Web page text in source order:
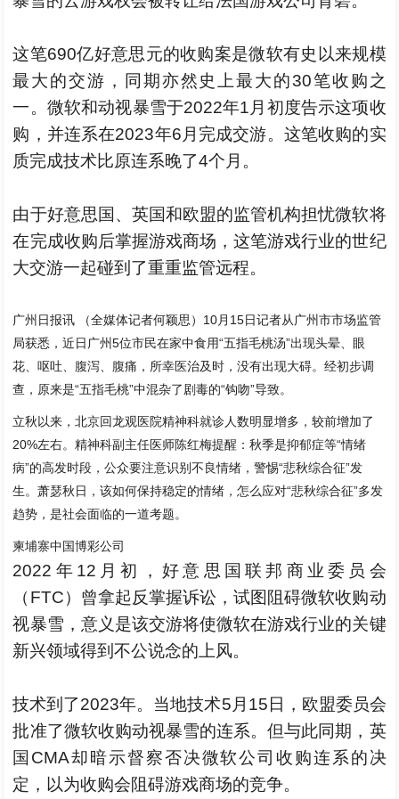
这笔690亿好意思元的收购案是微软有史以来规模
最大的交游，同期亦然史上最大的30笔收购之
一。微软和动视暴雪于2022年1月初度告示这项收
购，并连系在2023年6月完成交游。这笔收购的实
质完成技术比原连系晚了4个月。
由于好意思国、英国和欧盟的监管机构担忧微软将
在完成收购后掌握游戏商场，这笔游戏行业的世纪
大交游一起碰到了重重监管远程。
广州日报讯 （全媒体记者何颖思）10月15日记者从广州市市场监管
局获悉，近日广州5位市民在家中食用“五指毛桃汤”出现头晕、眼
花、呕吐、腹泻、腹痛，所幸医治及时，没有出现大碍。经初步调
查，原来是“五指毛桃”中混杂了剧毒的“钩吻”导致。
立秋以来，北京回龙观医院精神科就诊人数明显增多，较前增加了
20%左右。精神科副主任医师陈红梅提醒：秋季是抑郁症等“情绪
病”的高发时段，公众要注意识别不良情绪，警惕“悲秋综合征”发
生。萧瑟秋日，该如何保持稳定的情绪，怎么应对“悲秋综合征”多发
趋势，是社会面临的一道考题。
柬埔寨中国博彩公司
2022年12月初，好意思国联邦商业委员会
（FTC）曾拿起反掌握诉讼，试图阻碍微软收购动
视暴雪，意义是该交游将使微软在游戏行业的关键
新兴领域得到不公说念的上风。
技术到了2023年。当地技术5月15日，欧盟委员会
批准了微软收购动视暴雪的连系。但与此同期，英
国CMA却暗示督察否决微软公司收购连系的决
定，以为收购会阻碍游戏商场的竞争。